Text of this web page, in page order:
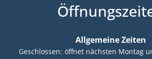
Allgemeine Zeiten
Klicken, um weitere Öffnungs- oder
Geschlossen: öffnet nächsten Montag